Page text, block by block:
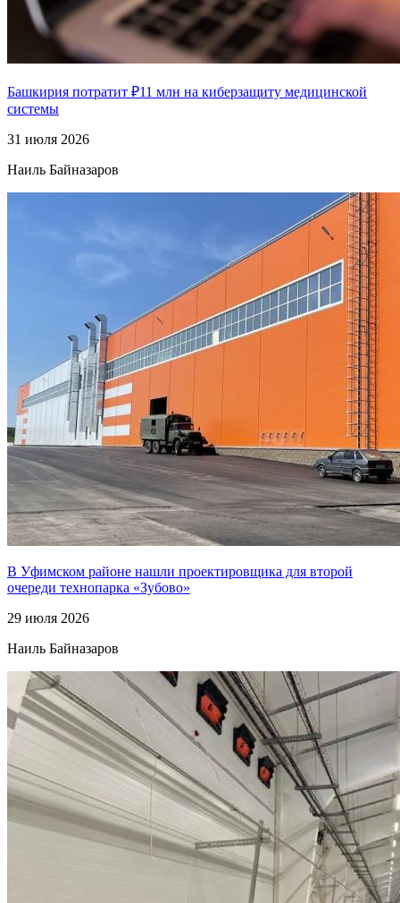
Башкирия потратит ₽11 млн на киберзащиту медицинской
системы
31 июля 2026
Наиль Байназаров
В Уфимском районе нашли проектировщика для второй
очереди технопарка «Зубово»
29 июля 2026
Наиль Байназаров